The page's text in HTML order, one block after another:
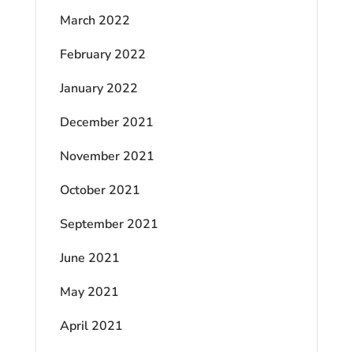
March 2022
February 2022
January 2022
December 2021
November 2021
October 2021
September 2021
June 2021
May 2021
April 2021